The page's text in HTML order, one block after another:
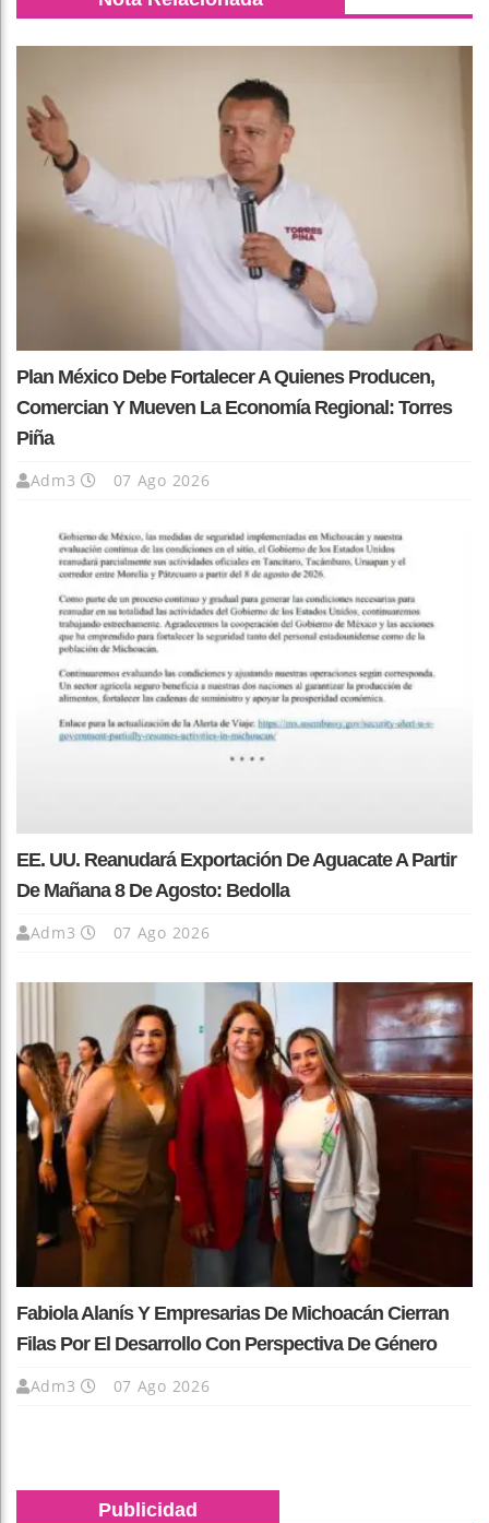
Plan México Debe Fortalecer A Quienes Producen,
Comercian Y Mueven La Economía Regional: Torres
Piña
Adm3 07 Ago 2026
EE. UU. Reanudará Exportación De Aguacate A Partir
De Mañana 8 De Agosto: Bedolla
Adm3 07 Ago 2026
Fabiola Alanís Y Empresarias De Michoacán Cierran
Filas Por El Desarrollo Con Perspectiva De Género
Adm3 07 Ago 2026
Publicidad